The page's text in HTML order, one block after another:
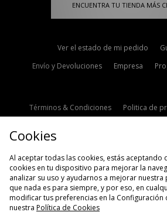
ENCUENTRA TU TIENDA MÁS
Ver el estado de mi pedido
Envío y Devoluciones
Empresa
Términos & Condiciones Politica de
Cookies
Al aceptar todas las cookies, estás aceptando
cookies en tu dispositivo para mejorar la
analizar su uso y ayudarnos a mejorar
que nada es para siempre, y por eso, en
modificar tus preferencias en la Configuración
nuestra Política de Cookies